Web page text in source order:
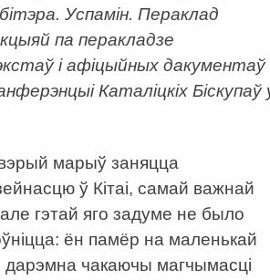
Успамін. Пераклад
па перакладзе
і афіцыйных дакументаў
Каталіцкіх Біскупаў
марыў заняцца
ў Кітаі, самай важнай
але гэтай яго задуме не было
ён памёр на маленькай
дарэмна чакаючы магчымасці